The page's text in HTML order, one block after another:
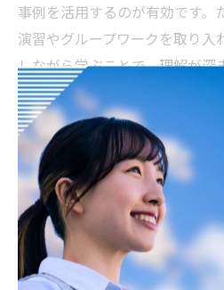
事例を活用するのが有効です。
演習やグループワークを取り入
しながら学ぶことで、理解が深
験を積むことで自信がつき、苦
る事例も多く見られます。こう
理数克服への第一歩となります。
塾の苦手分野対策プログラム
塾が提供する苦手分野対策プロ
は、成績向上に直結します。理
たカリキュラムや、繰り返し演